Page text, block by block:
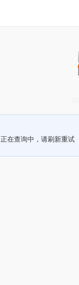
正在查询中，请刷新重试